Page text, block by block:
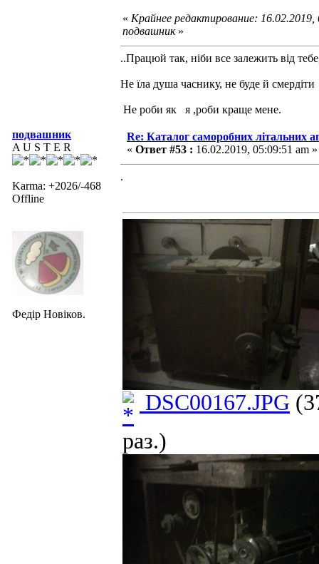
« Крайнее редактирование:
подвашник»
..Працюй так, ніби все залежить від
Не їла душа часнику, не буде й смердіти
Не роби як я ,роби краще мене.
подвашник
A U S T E R
Karma: +2026/-468
Offline
Федір Новіков.
Re: Каталог саморобних літальних
« Ответ #53 : 16.02.2019, 05:09:51 am »
.
DSC00167.JPG
раз.)